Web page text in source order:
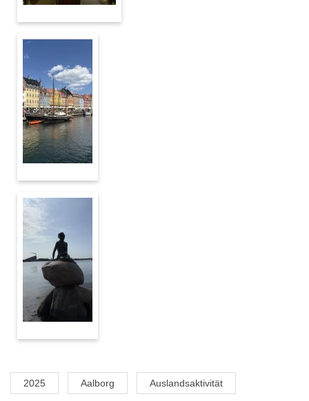
2025 Aalborg Auslandsaktivität